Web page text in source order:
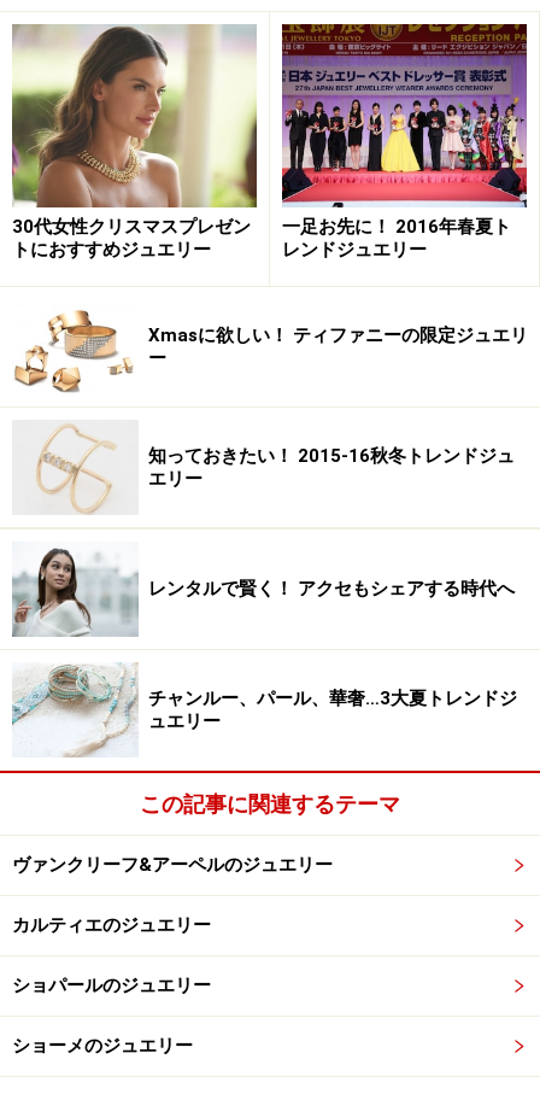
30代女性クリスマスプレゼン
トにおすすめジュエリー
一足お先に！ 2016年春夏ト
レンドジュエリー
Xmasに欲しい！ ティファニーの限定ジュエリ
ー
知っておきたい！ 2015-16秋冬トレンドジュ
エリー
レンタルで賢く！ アクセもシェアする時代へ
チャンルー、パール、華奢…3大夏トレンドジ
ュエリー
この記事に関連するテーマ
ヴァンクリーフ&アーペルのジュエリー
カルティエのジュエリー
ショパールのジュエリー
ショーメのジュエリー